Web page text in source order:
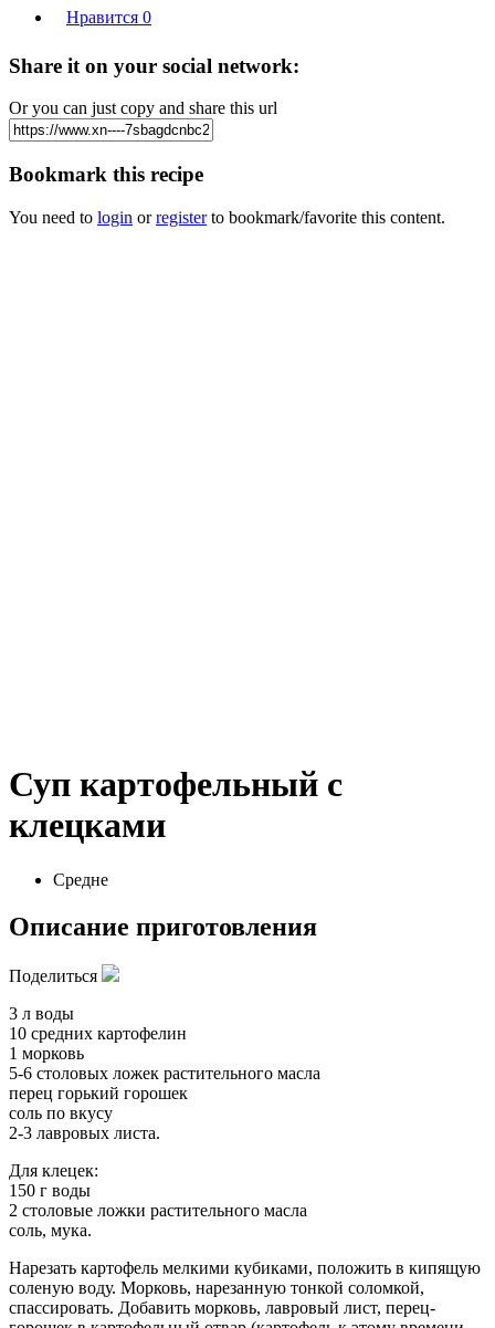
Нравится 0
Share it on your social network:
Or you can just copy and share this url
Bookmark this recipe
You need to login orregisterto bookmark/favorite this content.
Суп картофельный с
клецками
Средне
Описание приготовления
Поделиться
3 л воды
10 средних картофелин
1 морковь
5-6 столовых ложек растительного масла
перец горький горошек
соль по вкусу
2-3 лавровых листа.
Для клецек:
150 г воды
2 столовые ложки растительного масла
соль, мука.
Нарезать картофель мелкими кубиками, положить в кипящую
соленую воду. Морковь, нарезанную тонкой соломкой,
спассировать. Добавить морковь, лавровый лист, перец-